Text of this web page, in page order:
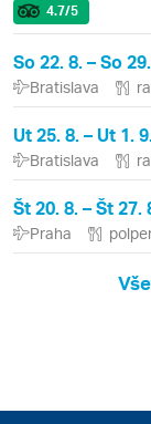
4.7/5
So 22. 8. – So
Bratislava
Ut 25. 8. – Ut 1.
Bratislava
Št 20. 8. – Št 27.
Praha